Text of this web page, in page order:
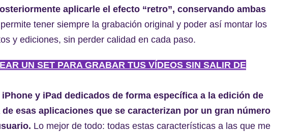
aplicarle el efecto “retro”, conservando ambas
permite tener siempre la grabación original y poder así montar los
y ediciones, sin perder calidad en cada paso.
UN SET PARA GRABAR TUS VÍDEOS SIN SALIR DE
y iPad dedicados de forma específica a la edición de
esas aplicaciones que se caracterizan por un gran número
Lo mejor de todo: todas estas características a las que me